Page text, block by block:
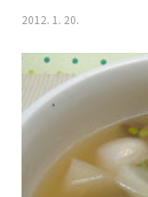
치흰부분만 6장. 쪽파. 부
1분정도 데친후 찬물에
줍니다. 데친 느타리버섯
콩알만큼). 후추가루소
치는 흰부분만 양념을 털
다. 쪽파도 느타리버섯
섯-> 쪽파..
2012. 1. 20.